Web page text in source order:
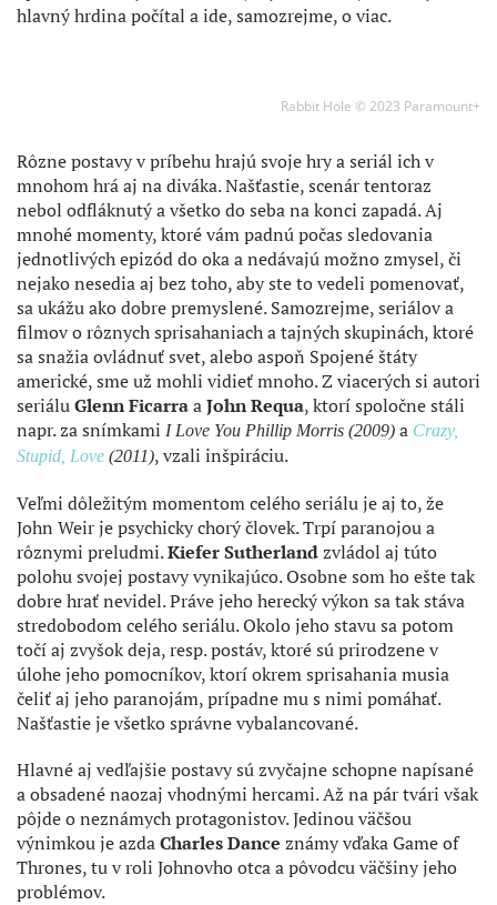
hlavný hrdina počítal a ide, samozrejme, o viac.
Rabbit Hole © 2023 Paramount+
Rôzne postavy v príbehu hrajú svoje hry a seriál ich v
mnohom hrá aj na diváka. Našťastie, scenár tentoraz
nebol odfláknutý a všetko do seba na konci zapadá. Aj
mnohé momenty, ktoré vám padnú počas sledovania
jednotlivých epizód do oka a nedávajú možno zmysel, či
nejako nesedia aj bez toho, aby ste to vedeli pomenovať,
sa ukážu ako dobre premyslené. Samozrejme, seriálov a
filmov o rôznych sprisahaniach a tajných skupinách, ktoré
sa snažia ovládnuť svet, alebo aspoň Spojené štáty
americké, sme už mohli vidieť mnoho. Z viacerých si autori
seriáluGlenn FicarraaJohn Requa, ktorí spoločne stáli
napr. za snímkami I Love You Phillip Morris (2009) a Crazy,
Stupid, Love (2011), vzali inšpiráciu.
Veľmi dôležitým momentom celého seriálu je aj to, že
John Weir je psychicky chorý človek. Trpí paranojou a
rôznymi preludmi.Kiefer Sutherlandzvládol aj túto
polohu svojej postavy vynikajúco. Osobne som ho ešte tak
dobre hrať nevidel. Práve jeho herecký výkon sa tak stáva
stredobodom celého seriálu. Okolo jeho stavu sa potom
točí aj zvyšok deja, resp. postáv, ktoré sú prirodzene v
úlohe jeho pomocníkov, ktorí okrem sprisahania musia
čeliť aj jeho paranojám, prípadne mu s nimi pomáhať.
Našťastie je všetko správne vybalancované.
Hlavné aj vedľajšie postavy sú zvyčajne schopne napísané
a obsadené naozaj vhodnými hercami. Až na pár tvári však
pôjde o neznámych protagonistov. Jedinou väčšou
výnimkou je azdaCharles Dance známy vďaka Game of
Thrones, tu v roli Johnovho otca a pôvodcu väčšiny jeho
problémov.